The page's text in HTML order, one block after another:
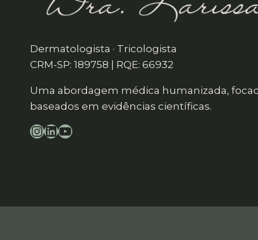
Dermatologista · Tricologista
CRM-SP: 189758 | RQE: 66932
Uma abordagem médica humanizada,
baseados em evidências científicas.
Instagram
LinkedIn
YouTube